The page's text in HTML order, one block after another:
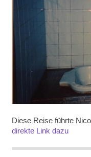
Diese Reise führte
direkte Link dazu